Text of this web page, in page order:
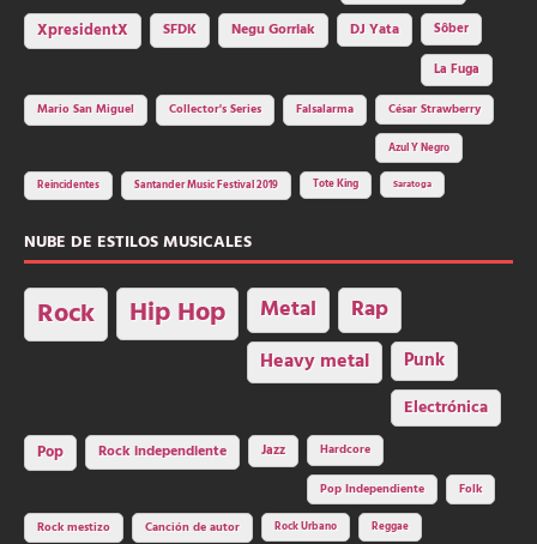
XpresidentX SFDK Negu Gorriak DJ Yata
Sôber
La Fuga
Mario San Miguel
Collector's Series Falsalarma César Strawberry
Azul Y Negro
Reincidentes Santander Music Festival 2019 Tote King Saratoga
NUBE DE ESTILOS MUSICALES
Rock Hip Hop Metal Rap
Heavy metal Punk
Electrónica
Pop Rock independiente Jazz Hardcore
Pop Independiente Folk
Rock mestizo Canción de autor Rock Urbano Reggae